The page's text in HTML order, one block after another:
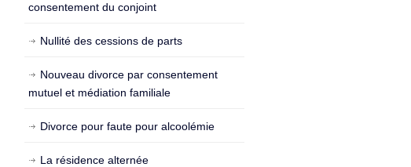
consentement du conjoint
Nullité des cessions de parts
Nouveau divorce par consentement
mutuel et médiation familiale
Divorce pour faute pour alcoolémie
La résidence alternée